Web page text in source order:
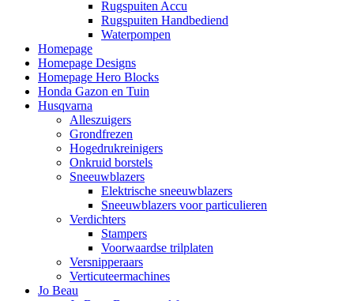
Rugspuiten Accu
Rugspuiten Handbediend
Waterpompen
Homepage
Homepage Designs
Homepage Hero Blocks
Honda Gazon en Tuin
Husqvarna
Alleszuigers
Grondfrezen
Hogedrukreinigers
Onkruid borstels
Sneeuwblazers
Elektrische sneeuwblazers
Sneeuwblazers voor particulieren
Verdichters
Stampers
Voorwaardse trilplaten
Versnipperaars
Verticuteermachines
Jo Beau